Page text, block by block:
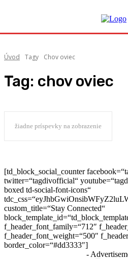
Úvod Tagy Chov oviec
Tag: chov oviec
žiadne príspevky na zobrazenie
[td_block_social_counter
twitter=“tagdivofficial“
boxed td-social-font-icons“
custom_title=“Stay Connected“
f_header_font_family=“712″
f_header_font_weight=“500″
border_color=“#dd3333″]
-